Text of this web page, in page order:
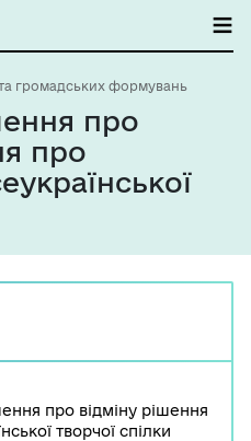
та громадських формувань
про
про
про відміну рішення
творчої спілки